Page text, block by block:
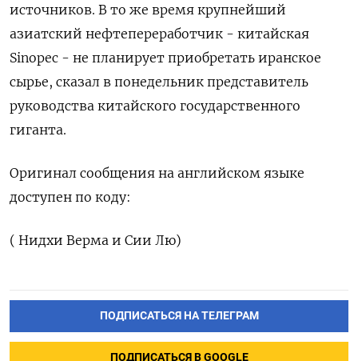
источников. ​В то же ⁠время крупнейший
азиатский нефтепереработчик - китайская
Sinopec - не планирует ‌приобретать иранское
сырье, сказал в понедельник представитель
‌руководства китайского государственного
гиганта.
Оригинал сообщения на английском ​языке
доступен по коду:
( Нидхи ‌Верма и Сии Лю)
ПОДПИСАТЬСЯ НА ТЕЛЕГРАМ
ПОДПИСАТЬСЯ В GOOGLE